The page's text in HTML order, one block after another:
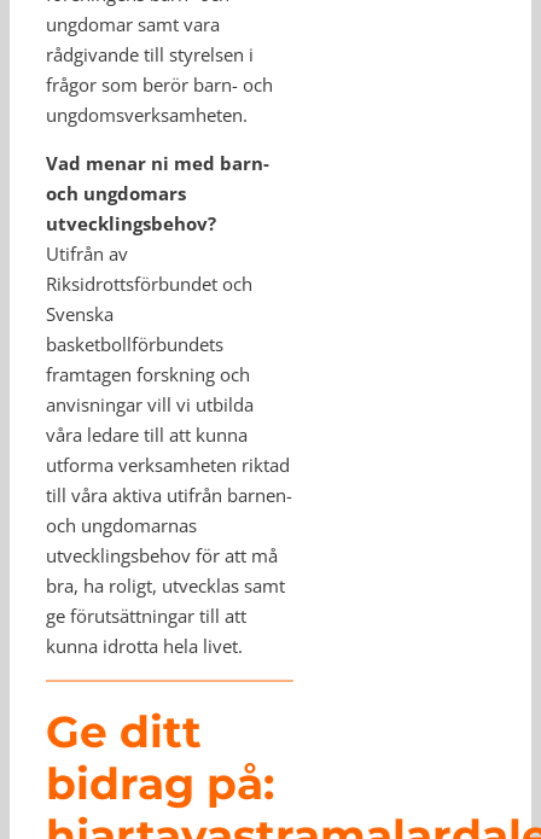
ungdomar samt vara
rådgivande till styrelsen i
frågor som berör barn- och
ungdomsverksamheten.
Vad menar ni med barn-
och ungdomars
utvecklingsbehov?
Utifrån av
Riksidrottsförbundet och
Svenska
basketbollförbundets
framtagen forskning och
anvisningar vill vi utbilda
våra ledare till att kunna
utforma verksamheten riktad
till våra aktiva utifrån barnen-
och ungdomarnas
utvecklingsbehov för att må
bra, ha roligt, utvecklas samt
ge förutsättningar till att
kunna idrotta hela livet.
Ge ditt
bidrag på: